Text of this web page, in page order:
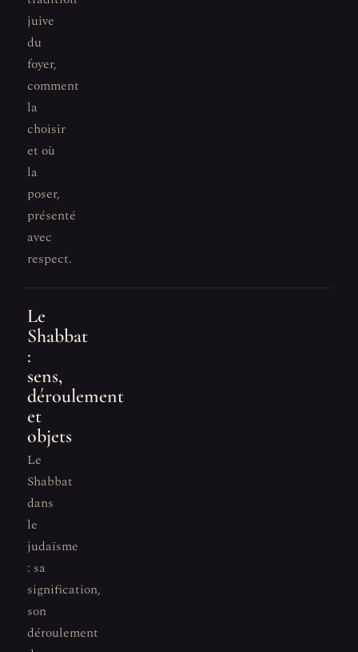
juive
du
foyer,
comment
la
choisir
et où
la
poser,
présenté
avec
respect.
Le
Shabbat
:
sens,
déroulement
et
objets
Le
Shabbat
dans
le
judaïsme
: sa
signification,
son
déroulement